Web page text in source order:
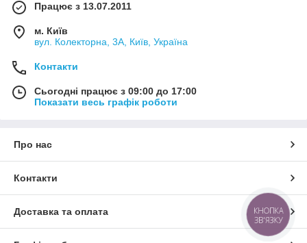
Працює з 13.07.2011
м. Київ
вул. Колекторна, 3А, Київ, Україна
Контакти
Сьогодні працює з 09:00 до 17:00
Показати весь графік роботи
Про нас
Контакти
Доставка та оплата
КНОПКА
ЗВ'ЯЗКУ